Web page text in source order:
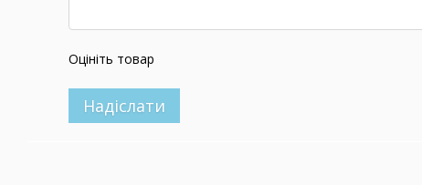
Оцініть товар
Надіслати